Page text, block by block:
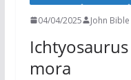
04/04/2025 John Bible
mora